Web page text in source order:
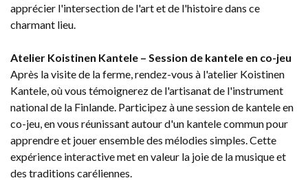
apprécier l'intersection de l'art et de l'histoire dans ce
charmant lieu.
Atelier Koistinen Kantele – Session de kantele en co-jeu
Après la visite de la ferme, rendez-vous à l'atelier Koistinen
Kantele, où vous témoignerez de l'artisanat de l'instrument
national de la Finlande. Participez à une session de kantele en
co-jeu, en vous réunissant autour d'un kantele commun pour
apprendre et jouer ensemble des mélodies simples. Cette
expérience interactive met en valeur la joie de la musique et
des traditions caréliennes.